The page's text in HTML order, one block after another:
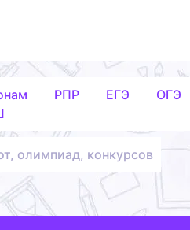
РПР ЕГЭ ОГЭ
олимпиад, конкурсов